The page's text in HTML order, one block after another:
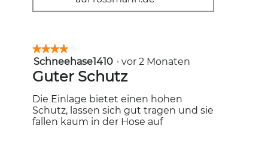
★★★★★
★★★★★
4
von
5
Sternen.
Schneehase1410 · vor 2 Monaten
Guter Schutz
Die Einlage bietet einen hohen
Schutz, lassen sich gut tragen und sie
fallen kaum in der Hose auf